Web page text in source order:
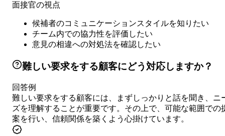
面接官の視点
候補者のコミュニケーションスタイルを知りたい
チーム内での協力性を評価したい
意見の相違への対処法を確認したい
難しい要求をする顧客にどう対応しますか？
回答例
難しい要求をする顧客には、まずしっかりと話を聞き、ニ
ズを理解することが重要です。その上で、可能な範囲での
案を行い、信頼関係を築くよう心掛けています。